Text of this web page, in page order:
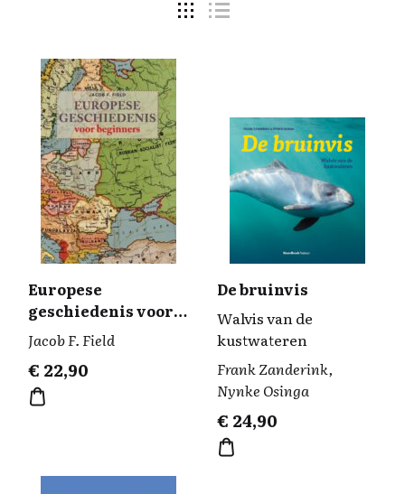
Europese
geschiedenis voor
beginners
Jacob F. Field
€ 22,90
De bruinvis
Walvis van de
kustwateren
Frank Zanderink,
Nynke Osinga
€ 24,90